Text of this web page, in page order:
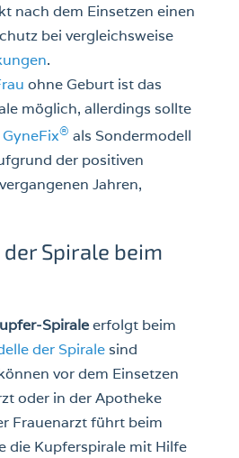
nach dem Einsetzen einen
bei vergleichsweise
.
ohne Geburt ist das
möglich, allerdings sollte
® als Sondermodell
der positiven
Jahren,
Spirale beim
Spiraleerfolgt beim
der Spiralesind
vor dem Einsetzen
oder in der Apotheke
Frauenarzt führt beim
die Kupferspirale mit Hilfe